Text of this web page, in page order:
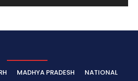
MADHYA PRADESH
NATIONAL